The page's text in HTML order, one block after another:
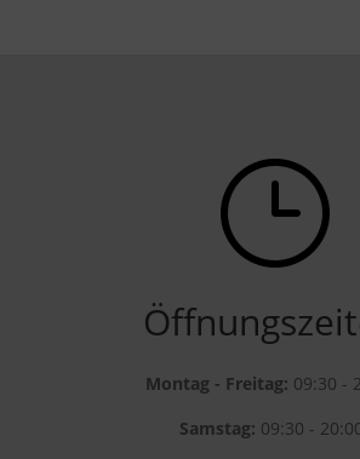
}
Montag - Freitag: 09:30 -
Samstag: 09:30 -